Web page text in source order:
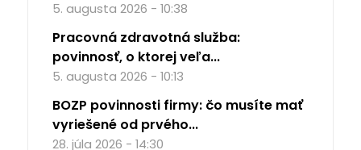
5. augusta 2026 - 10:38
Pracovná zdravotná služba:
povinnosť, o ktorej veľa...
5. augusta 2026 - 10:13
BOZP povinnosti firmy: čo musíte mať
vyriešené od prvého...
28. júla 2026 - 14:30